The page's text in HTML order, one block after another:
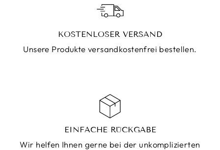
KOSTENLOSER VERSAND
Unsere Produkte versandkostenfrei bestellen.
EINFACHE RÜCKGABE
Wir helfen Ihnen gerne bei der unkomplizierten